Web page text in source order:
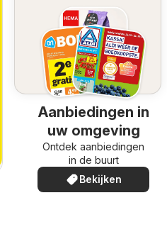
Aanbiedingen in
uw omgeving
Ontdek aanbiedingen
in de buurt
Bekijken